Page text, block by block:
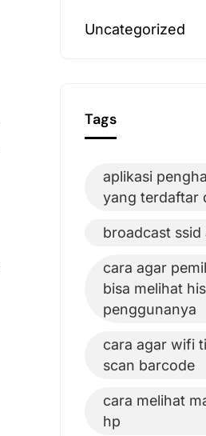
Uncategorized
Tags
aplikasi
yang terdaftar
broadcast ssid
cara agar
bisa melihat
penggunanya
cara agar wifi
scan barcode
cara melihat
hp